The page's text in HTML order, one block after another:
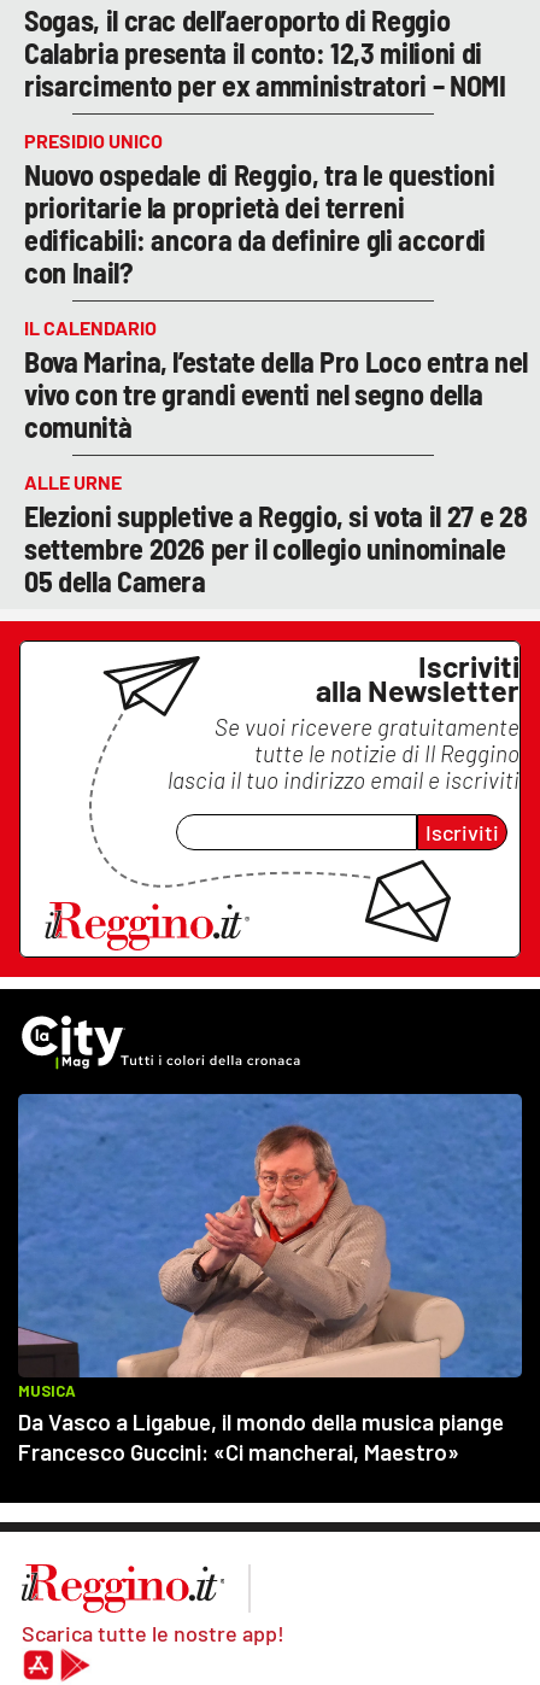
Sogas, il crac dell’aeroporto di Reggio
Calabria presenta il conto: 12,3 milioni di
risarcimento per ex amministratori – NOMI
PRESIDIO UNICO
Nuovo ospedale di Reggio, tra le questioni
prioritarie la proprietà dei terreni
edificabili: ancora da definire gli accordi
con Inail?
IL CALENDARIO
Bova Marina, l’estate della Pro Loco entra nel
vivo con tre grandi eventi nel segno della
comunità
ALLE URNE
Elezioni suppletive a Reggio, si vota il 27 e 28
settembre 2026 per il collegio uninominale
05 della Camera
Iscriviti
alla Newsletter
Se vuoi ricevere gratuitamente
tutte le notizie di Il Reggino
lascia il tuo indirizzo email e iscriviti
Iscriviti
Scarica tutte le nostre app!